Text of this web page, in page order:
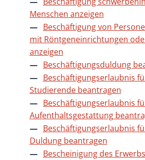
Menschen anzeigen
Beschäftigung von
mit Röntgeneinrichtungen
anzeigen
Beschäftigungsduldung
Beschäftigungserlaubnis
Studierende beantragen
Beschäftigungserlaubnis
Aufenthaltsgestattung
Beschäftigungserlaubnis
Duldung beantragen
Bescheinigung des